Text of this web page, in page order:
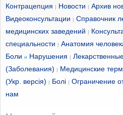
Контрацепция | Новости | Архив
Видеоконсультации | Справочник
медицинских заведений |
специальности | Анатомия
Боли и Нарушения |
(Заболевания) | Медицинские
(Укр. версія) | Болі | Ограничение
нам